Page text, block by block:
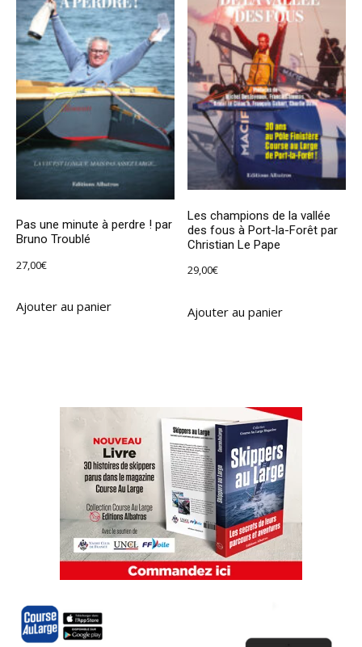
Pas une minute à perdre ! par
Bruno Troublé
27,00€
Ajouter au panier
Les champions de la vallée
des fous à Port-la-Forêt par
Christian Le Pape
29,00€
Ajouter au panier